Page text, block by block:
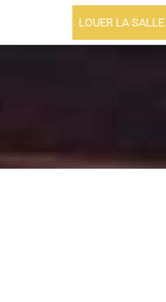
LOUER LA SALLE